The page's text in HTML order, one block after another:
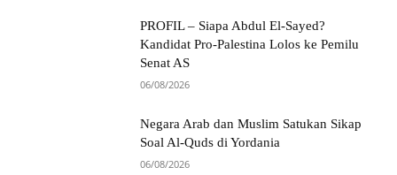
PROFIL – Siapa Abdul El-Sayed?
Kandidat Pro-Palestina Lolos ke Pemilu
Senat AS
06/08/2026
Negara Arab dan Muslim Satukan Sikap
Soal Al-Quds di Yordania
06/08/2026